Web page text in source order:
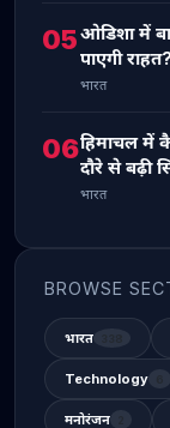
05ओडिशा में
पाएगी
भारत
06हिमाचल में
दौरे से बढ़ी
भारत
BROWSE
भारत
Technology
मनोरंजन